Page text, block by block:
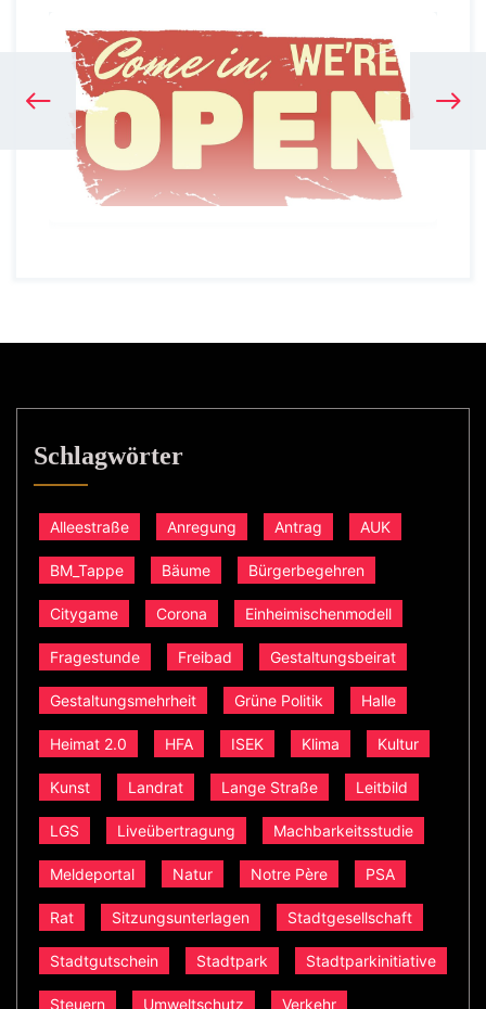
Schlagwörter
Alleestraße Anregung Antrag AUK
BM_Tappe Bäume Bürgerbegehren
Citygame Corona Einheimischenmodell
Fragestunde Freibad Gestaltungsbeirat
Gestaltungsmehrheit Grüne Politik Halle
Heimat 2.0 HFA ISEK Klima Kultur
Kunst Landrat Lange Straße Leitbild
LGS Liveübertragung Machbarkeitsstudie
Meldeportal Natur Notre Père PSA
Rat Sitzungsunterlagen Stadtgesellschaft
Stadtgutschein Stadtpark Stadtparkinitiative
Steuern Umweltschutz Verkehr